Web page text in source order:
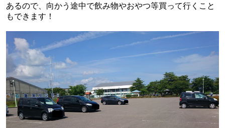
あるので、向かう途中で飲み物やおやつ等買って行くこと
もできます！